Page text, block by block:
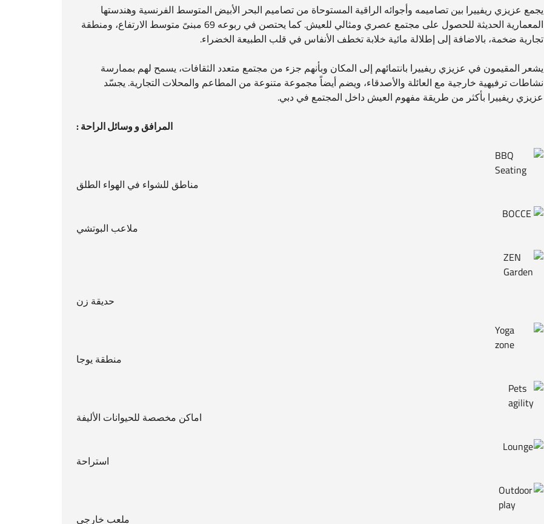
يجمع عزيزي ريفييرا بين تصاميمه وأجوائه الراقية المستوحاة من تصاميم البحر الأبيض المتوسط الفرنسية وهندستها
المعمارية الحديثة للحصول على مجتمع عصري ومثالي للعيش. كما يحتصن في ربوعه 69 مبنىً متوسط الارتفاع، ومنطقة
تجارية ضخمة، بالاضافة إلى إطلالة مائية خلابة تخطف الأنفاس في قلب الطبيعة الخضراء.
يشعر المقيمون في عزيزي ريفييرا بانتمائهم إلى المكان وبأنهم جزء من مجتمع متعدد الثقافات، يسمح لهم بممارسة
نشاطات ترفيهية خارجية مع العائلة والأصدقاء، ويضم أيضاً مجموعة متنوعة من المطاعم والمحلات التجارية. يجسّد
عزيزي ريفييرا بأكثر من طريقة مفهوم العيش داخل المجتمع في دبي.
المرافق و وسائل الراحة :
مناطق للشواء في الهواء الطلق
ملاعب البوتشي
حديقة زن
منطقة يوجا
اماكن مخصصة للحيوانات الأليفة
استراحة
ملعب خارجي